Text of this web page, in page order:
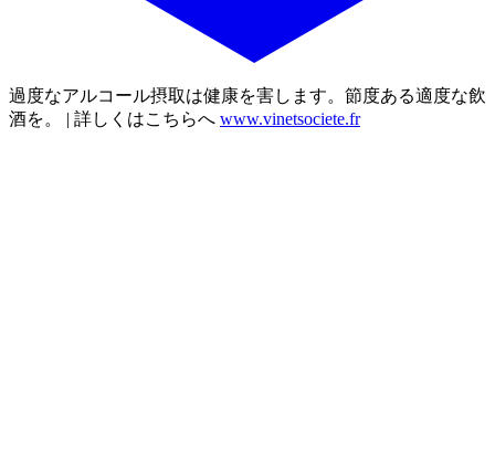
過度なアルコール摂取は健康を害します。節度ある適度な飲
酒を。 | 詳しくはこちらへ www.vinetsociete.fr